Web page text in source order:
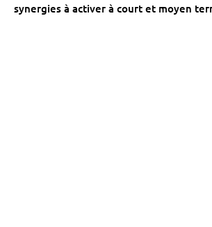
synergies à activer à court et moyen